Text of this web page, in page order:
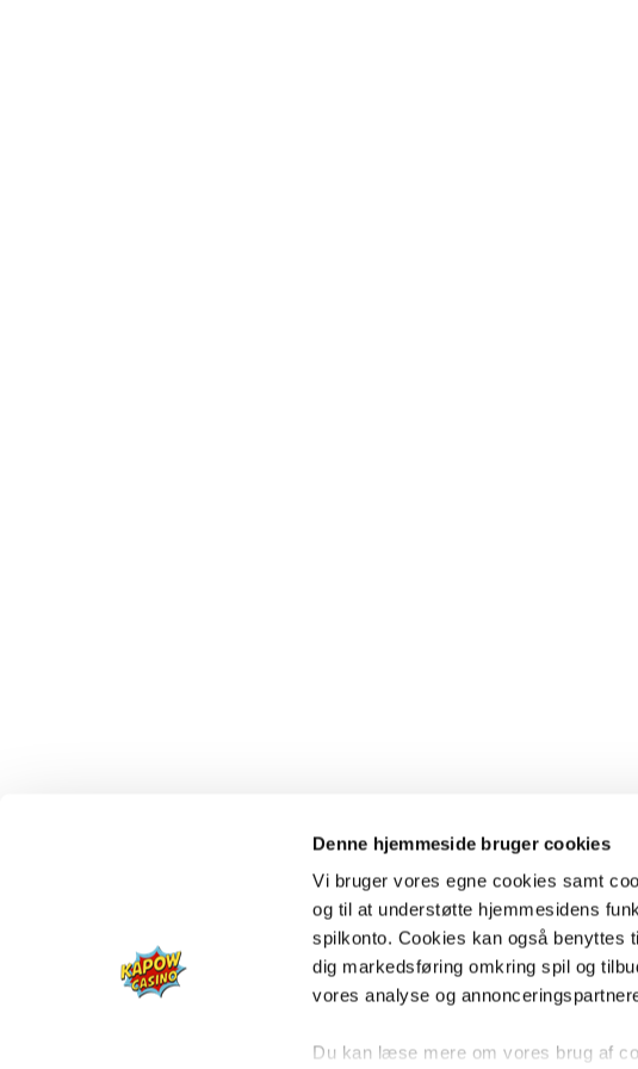
Denne hjemmeside bruger cookies
Vi bruger vores egne cookies samt
og til at understøtte hjemmesidens
spilkonto. Cookies kan også benyttes
dig markedsføring omkring spil og
vores analyse og
Du kan læse mere om vores brug af